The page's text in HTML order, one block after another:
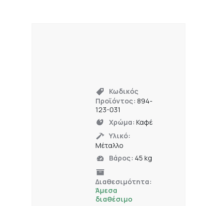
Κωδικός
Προϊόντος: 894-
123-031
Χρώμα: Καφέ
Υλικό:
Μέταλλο
Βάρος: 45 kg
Διαθεσιμότητα:
Άμεσα
διαθέσιμο